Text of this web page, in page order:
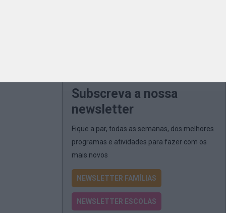
Subscreva a nossa
newsletter
Fique a par, todas as semanas, dos melhores
programas e atividades para fazer com os
mais novos
NEWSLETTER FAMÍLIAS
NEWSLETTER ESCOLAS